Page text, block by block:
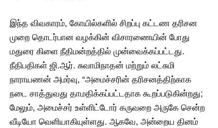
இந்த விவகாரம், கோயில்களில் சிறப்பு கட்டண தரிசன
முறை தொடர்பான வழக்கின் விசாரணையின் போது
மதுரை கிளை நீதிமன்றத்தில் முன்வைக்கப்பட்டது.
நீதிபதிகள் ஜி.ஆர். சுவாமிநாதன் மற்றும் லட்சுமி
நாராயணன் அமர்வு, “அமைச்சரின் தரிசனத்திற்காக
நடை சாத்துவது தாமதிக்கப்பட்டதாக கூறப்படுகின்றது;
மேலும், அமைச்சர் உள்ளிட்டோர் கருவறை அருகே சென்ற
வீடியோ வெளியாகியுள்ளது. ஆகவே, அன்றைய தினம்